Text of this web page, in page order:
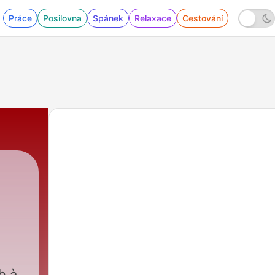
Práce Posilovna Spánek Relaxace Cestování